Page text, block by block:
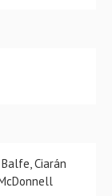
Ciarán